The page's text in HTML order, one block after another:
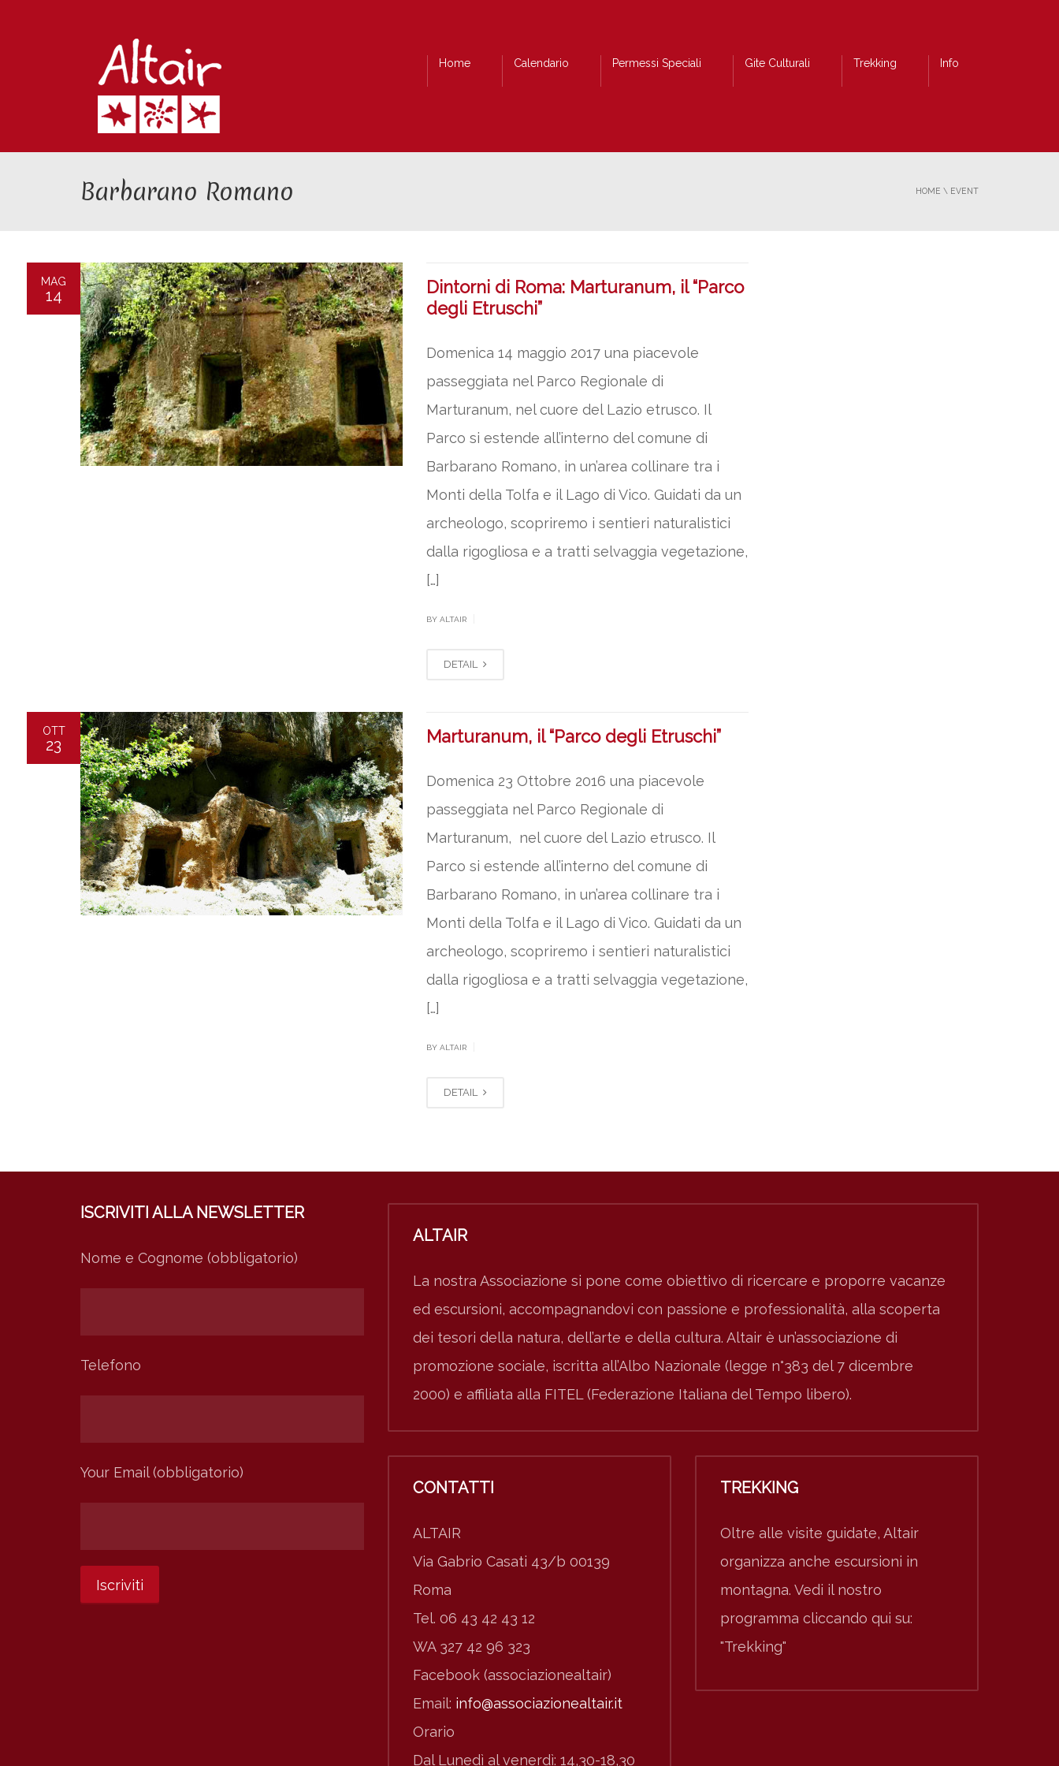
Home Calendario Permessi Speciali Gite Culturali Trekking Info
Barbarano Romano HOME \ EVENT
MAG
14
Dintorni di Roma: Marturanum, il “Parco
degli Etruschi”
Domenica 14 maggio 2017 una piacevole
passeggiata nel Parco Regionale di
Marturanum, nel cuore del Lazio etrusco. Il
Parco si estende all’interno del comune di
Barbarano Romano, in un’area collinare tra i
Monti della Tolfa e il Lago di Vico. Guidati da un
archeologo, scopriremo i sentieri naturalistici
dalla rigogliosa e a tratti selvaggia vegetazione,
[…]
BY ALTAIR
DETAIL
OTT
23 Marturanum, il “Parco degli Etruschi”
Domenica 23 Ottobre 2016 una piacevole
passeggiata nel Parco Regionale di
Marturanum, nel cuore del Lazio etrusco. Il
Parco si estende all’interno del comune di
Barbarano Romano, in un’area collinare tra i
Monti della Tolfa e il Lago di Vico. Guidati da un
archeologo, scopriremo i sentieri naturalistici
dalla rigogliosa e a tratti selvaggia vegetazione,
[…]
BY ALTAIR
DETAIL
ISCRIVITI ALLA NEWSLETTER
Nome e Cognome (obbligatorio)
Telefono
Your Email (obbligatorio)
ALTAIR
La nostra Associazione si pone come obiettivo di ricercare e proporre vacanze
ed escursioni, accompagnandovi con passione e professionalità, alla scoperta
dei tesori della natura, dell’arte e della cultura. Altair è un’associazione di
promozione sociale, iscritta all’Albo Nazionale (legge n°383 del 7 dicembre
2000) e affiliata alla FITEL (Federazione Italiana del Tempo libero).
CONTATTI
ALTAIR
Via Gabrio Casati 43/b 00139
Roma
Tel. 06 43 42 43 12
WA 327 42 96 323
Facebook (associazionealtair)
Email: info@associazionealtair.it
Orario
Dal Lunedì al venerdì: 14,30-18,30
TREKKING
Oltre alle visite guidate, Altair
organizza anche escursioni in
montagna. Vedi il nostro
programma cliccando qui su:
"Trekking"